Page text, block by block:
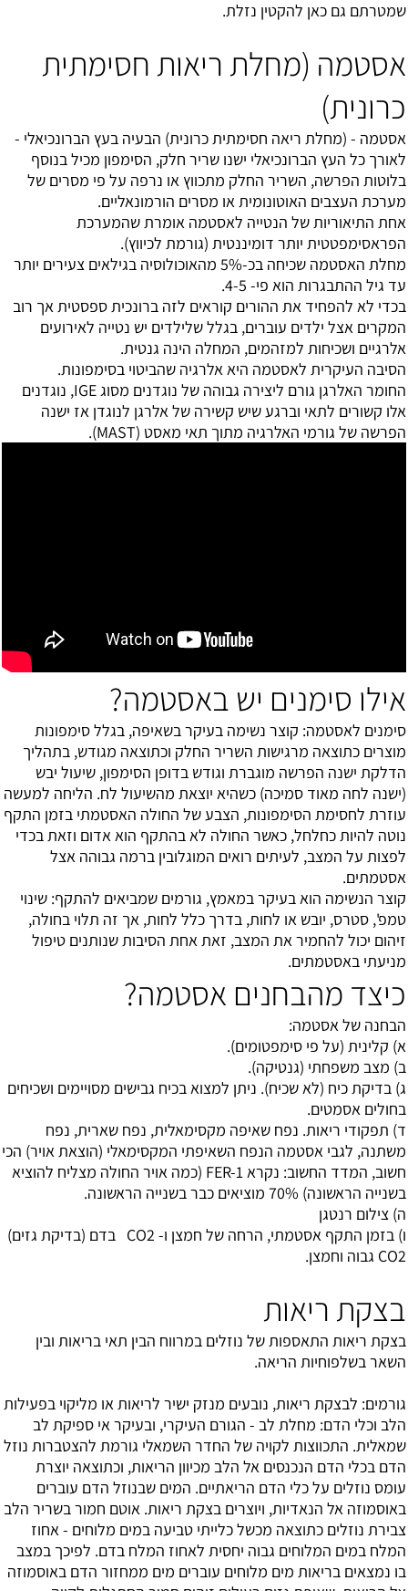
שמטרתם גם כאן להקטין נזלת.
אסטמה (מחלת ריאות חסימתית
כרונית)
אסטמה - (מחלת ריאה חסימתית כרונית) הבעיה בעץ הברונכיאלי -
לאורך כל העץ הברונכיאלי ישנו שריר חלק, הסימפון מכיל בנוסף
בלוטות הפרשה, השריר החלק מתכווץ או נרפה על פי מסרים של
מערכת העצבים האוטונומית או מסרים הורמונאליים.
אחת התיאוריות של הנטייה לאסטמה אומרת שהמערכת
הפראסימפטטית יותר דומיננטית (גורמת לכיווץ).
מחלת האסטמה שכיחה בכ-5% מהאוכולוסיה בגילאים צעירים יותר
עד גיל ההתבגרות הוא פי- 4-5.
בכדי לא להפחיד את ההורים קוראים לזה ברונכית ספסטית אך רוב
המקרים אצל ילדים עוברים, בגלל שלילדים יש נטייה לאירועים
אלרגיים ושכיחות למזהמים, המחלה הינה גנטית.
הסיבה העיקרית לאסטמה היא אלרגיה שהביטוי בסימפונות.
החומר האלרגן גורם ליצירה גבוהה של נוגדנים מסוג IGE, נוגדנים
אלו קשורים לתאי וברגע שיש קשירה של אלרגן לנוגדן אז ישנה
הפרשה של גורמי האלרגיה מתוך תאי מאסט (MAST).
אילו סימנים יש באסטמה?
סימנים לאסטמה: קוצר נשימה בעיקר בשאיפה, בגלל סימפונות
מוצרים כתוצאה מרגישות השריר החלק וכתוצאה מגודש, בתהליך
הדלקת ישנה הפרשה מוגברת וגודש בדופן הסימפון, שיעול יבש
(ישנה לחה מאוד סמיכה) כשהיא יוצאת מהשיעול לח. הליחה למעשה
עוזרת לחסימת הסימפונות, הצבע של החולה האסטמתי בזמן התקף
נוטה להיות כחלחל, כאשר החולה לא בהתקף הוא אדום וזאת בכדי
לפצות על המצב, לעיתים רואים המוגלובין ברמה גבוהה אצל
אסטמתים.
קוצר הנשימה הוא בעיקר במאמץ, גורמים שמביאים להתקף: שינוי
טמפ', סטרס, יובש או לחות, בדרך כלל לחות, אך זה תלוי בחולה,
זיהום יכול להחמיר את המצב, זאת אחת הסיבות שנותנים טיפול
מניעתי באסטמתים.
כיצד מהבחנים אסטמה?
הבחנה של אסטמה:
א) קלינית (על פי סימפטומים).
ב) מצב משפחתי (גנטיקה).
ג) בדיקת כיח (לא שכיח). ניתן למצוא בכיח גבישים מסויימים ושכיחים
בחולים אסמטים.
ד) תפקודי ריאות. נפח שאיפה מקסימאלית, נפח שארית, נפח
משתנה, לגבי אסטמה הנפח השאיפתי המקסימאלי (הוצאת אויר) הכי
חשוב, המדד החשוב: נקרא FER-1 (כמה אויר החולה מצליח להוציא
בשנייה הראשונה) 70% מוציאים כבר בשנייה הראשונה.
ה) צילום רנטגן
ו) בזמן התקף אסטמתי, הרחה של חמצן ו- CO2 בדם (בדיקת גזים)
CO2 גבוה וחמצן.
בצקת ריאות
בצקת ריאות התאספות של נוזלים במרווח הבין תאי בריאות ובין
השאר בשלפוחיות הריאה.
גורמים: לבצקת ריאות, נובעים מנזק ישיר לריאות או מליקוי בפעילות
הלב וכלי הדם: מחלת לב - הגורם העיקרי, ובעיקר אי ספיקת לב
שמאלית. התכווצות לקויה של החדר השמאלי גורמת להצטברות נוזל
הדם בכלי הדם הנכנסים אל הלב מכיוון הריאות, וכתוצאה יוצרת
עומס נוזלים על כלי הדם הריאתיים. המים שבנוזל הדם עוברים
באוסמוזה אל הנאדיות, ויוצרים בצקת ריאות. אוטם חמור בשריר הלב
צבירת נוזלים כתוצאה מכשל כלייתי טביעה במים מלוחים - אחוז
המלח במים המלוחים גבוה יחסית לאחוז המלח בדם. לפיכך במצב
בו נמצאים בריאות מים מלוחים עוברים מים ממחזור הדם באוסמוזה